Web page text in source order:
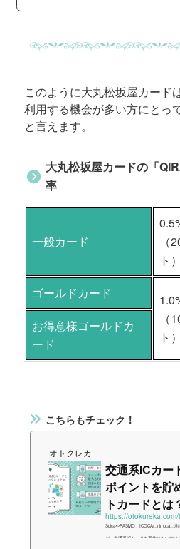
このように大丸松坂屋カード
利用する機会が多い方にとっ
と言えます。
大丸松坂屋カードの「
率
一般カード
（
ト）
ゴールドカード
（
ト）
お得意様ゴールドカ
ード
こちらもチェック！
オトクレカ
交通系ICカー
ポイントを貯
トカードとは
https://
SuicaやPASMO、ICOCAにnimoca…
ど、交通系ICカードを手放せない方